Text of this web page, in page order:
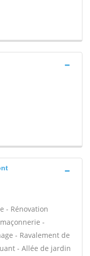
- Rénovation
-
- Ravalement de
- Allée de jardin